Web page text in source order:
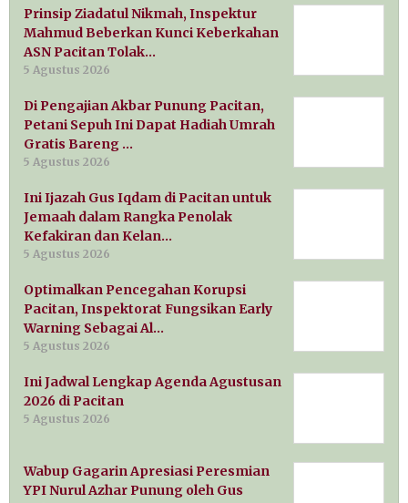
Prinsip Ziadatul Nikmah, Inspektur
Mahmud Beberkan Kunci Keberkahan
ASN Pacitan Tolak…
5 Agustus 2026
Di Pengajian Akbar Punung Pacitan,
Petani Sepuh Ini Dapat Hadiah Umrah
Gratis Bareng …
5 Agustus 2026
Ini Ijazah Gus Iqdam di Pacitan untuk
Jemaah dalam Rangka Penolak
Kefakiran dan Kelan…
5 Agustus 2026
Optimalkan Pencegahan Korupsi
Pacitan, Inspektorat Fungsikan Early
Warning Sebagai Al…
5 Agustus 2026
Ini Jadwal Lengkap Agenda Agustusan
2026 di Pacitan
5 Agustus 2026
Wabup Gagarin Apresiasi Peresmian
YPI Nurul Azhar Punung oleh Gus